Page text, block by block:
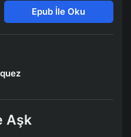
Epub İle Oku
Aşk